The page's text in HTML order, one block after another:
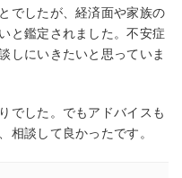
でしたが、経済面や家族の
と鑑定されました。不安症
しにいきたいと思っていま
でした。でもアドバイスも
相談して良かったです。